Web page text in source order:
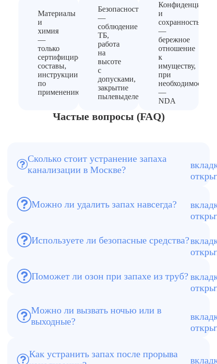
Материалы
и
химия
—
только
сертифицированные
составы,
инструкции
по
применению
Безопасность
—
соблюдение
ТБ,
работа
на
высоте
с
допусками,
закрытие
пылевыделения
и
сохранность
—
бережное
отношение
к
имуществу,
при
необходимости
—
NDA
Частые вопросы (FAQ)
Сколько стоит устранение запаха
канализации в Москве?
Цена от 2900 ₽, зависит от площади и
причин запаха. Точную стоимость
Можно ли удалить запах навсегда?
Да, если устранена причина (засор,
негерметичность). Мы проверяем трубы
Используете ли безопасные средства?
Используем озонаторы, генераторы
тумана, сертифицированные средства и
Поможет ли озон при запахе из труб?
Да, это один из самых эффективных
методов. Озон уничтожает сероводород
Можно ли вызвать ночью или в
выходные?
Да, круглосуточно. Бригады дежурят по
Как устранить запах после прорыва
Проводится дезинфекция после